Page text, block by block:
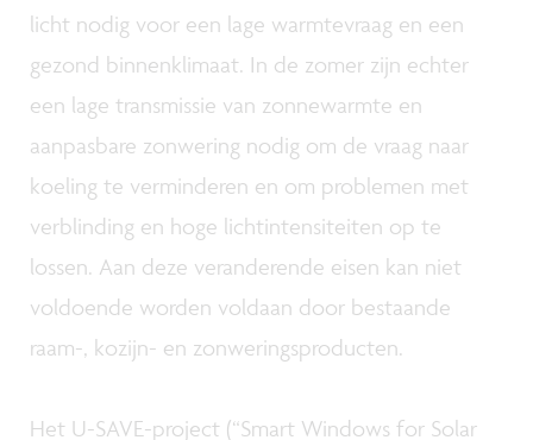
licht nodig voor een lage warmtevraag en een
gezond binnenklimaat. In de zomer zijn echter
een lage transmissie van zonnewarmte en
aanpasbare zonwering nodig om de vraag naar
koeling te verminderen en om problemen met
verblinding en hoge lichtintensiteiten op te
lossen. Aan deze veranderende eisen kan niet
voldoende worden voldaan door bestaande
raam-, kozijn- en zonweringsproducten.
Het U-SAVE-project (“Smart Windows for Solar